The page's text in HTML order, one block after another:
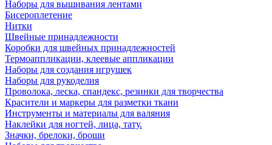
Наборы для вышивания лентами
Бисероплетение
Нитки
Швейные принадлежности
Коробки для швейных принадлежностей
Термоаппликации, клеевые аппликации
Наборы для создания игрушек
Наборы для рукоделия
Проволока, леска, спандекс, резинки для творчества
Красители и маркеры для разметки ткани
Инструменты и материалы для валяния
Наклейки для ногтей, лица, тату.
Значки, брелоки, броши